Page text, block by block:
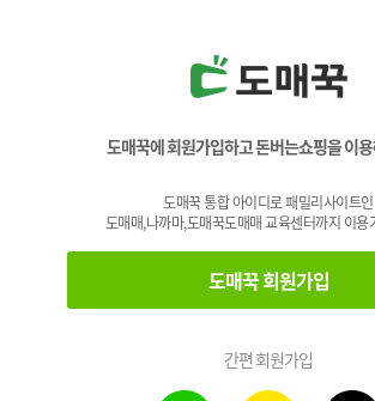
도매꾹에 회원가입하고 돈버는쇼핑을 이
도매꾹 통합 아이디로 패밀리사이트인
도매매,나까마,도매꾹도매매 교육센터까지 이용
도매꾹 회원가입
간편 회원가입